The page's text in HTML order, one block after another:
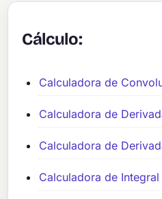
Cálculo:
Calculadora de
Calculadora de
Calculadora de
Calculadora de